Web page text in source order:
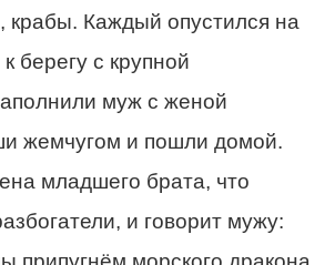
крабы. Каждый опустился на
берегу с крупной
муж с женой
жемчугом и пошли домой.
младшего брата, что
и говорит мужу: